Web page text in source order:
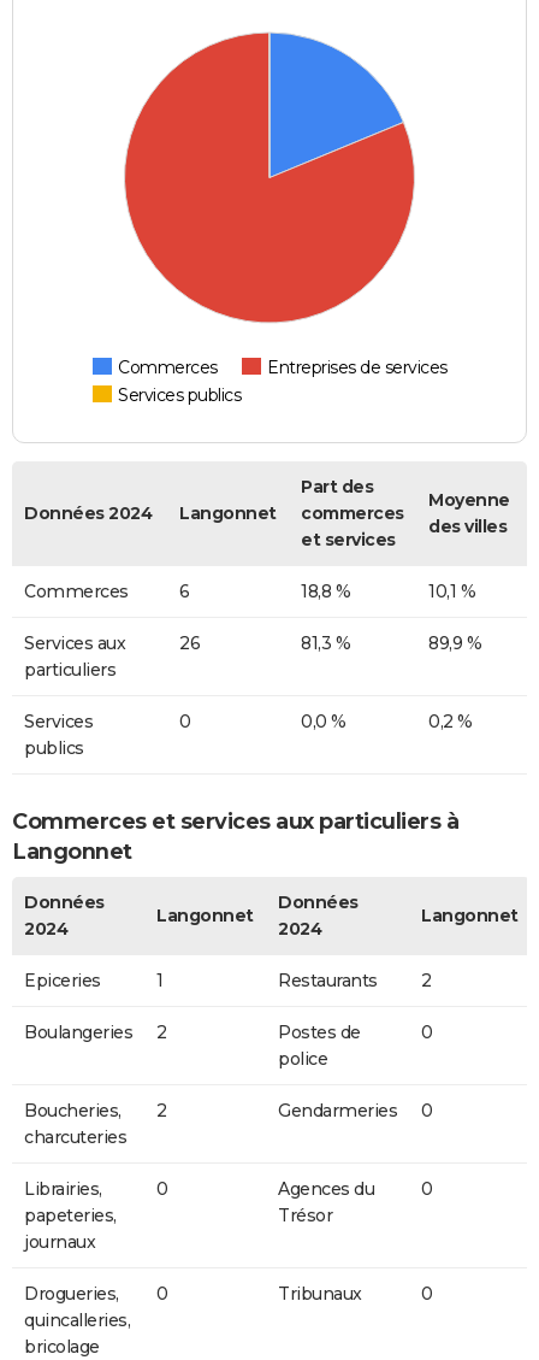
Commerces
Entreprises de services
Services publics
Données 2024 Langonnet
Part des
commerces
et services
Moyenne
des villes
Commerces 6 18,8 % 10,1 %
Services aux
particuliers
26 81,3 % 89,9 %
Services
publics
0 0,0 % 0,2 %
Commerces et services aux particuliers à
Langonnet
Données
2024
Langonnet
Données
2024
Langonnet
Epiceries 1 Restaurants 2
Boulangeries 2
Postes de
police
0
Boucheries,
charcuteries
2 Gendarmeries 0
Librairies,
papeteries,
journaux
0
Agences du
Trésor
0
Drogueries,
quincalleries,
bricolage
0 Tribunaux 0